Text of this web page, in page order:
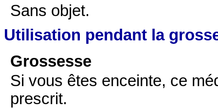
Sans objet.
Utilisation pendant la
Grossesse
Si vous êtes enceinte, ce
prescrit.